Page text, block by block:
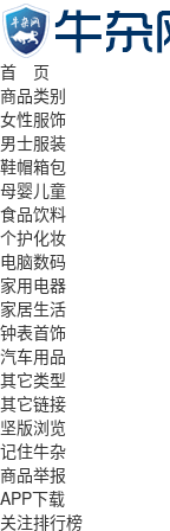
首 页
商品类别
女性服饰
男士服装
鞋帽箱包
母婴儿童
食品饮料
个护化妆
电脑数码
家用电器
家居生活
钟表首饰
汽车用品
其它类型
其它链接
坚版浏览
记住牛杂
商品举报
APP下载
关注排行榜